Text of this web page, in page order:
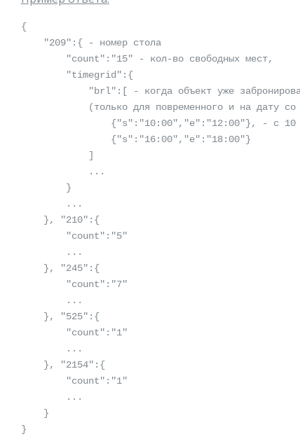
{
    "209":{ - номер стола
        "count":"15" - кол-во свободных мест,
"brl":[ - когда объект уже
(только для повременного и на дату со
    }, "210":{
        "count":"5"
    }, "245":{
        "count":"7"
    }, "525":{
        "count":"1"
    }, "2154":{
        "count":"1"
    }